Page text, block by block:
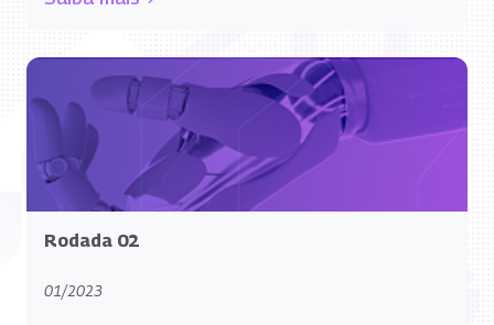
Rodada 02
01/2023